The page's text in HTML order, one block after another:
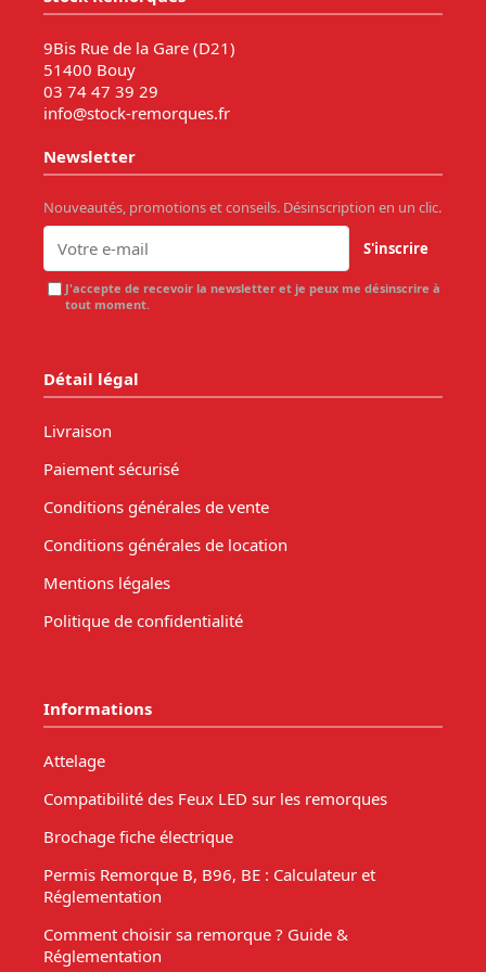
9Bis Rue de la Gare (D21)
51400 Bouy
03 74 47 39 29
info@stock-remorques.fr
Newsletter
Nouveautés, promotions et conseils. Désinscription en un clic.
S'inscrire
J'accepte de recevoir la newsletter et je peux me désinscrire à
tout moment.
Détail légal
Livraison
Paiement sécurisé
Conditions générales de vente
Conditions générales de location
Mentions légales
Politique de confidentialité
Informations
Attelage
Compatibilité des Feux LED sur les remorques
Brochage fiche électrique
Permis Remorque B, B96, BE : Calculateur et
Réglementation
Comment choisir sa remorque ? Guide &
Réglementation